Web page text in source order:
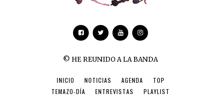
© HE REUNIDO A LA BANDA
INICIO NOTICIAS AGENDA
TOP
TEMAZO-DÍA
ENTREVISTAS PLAYLIST